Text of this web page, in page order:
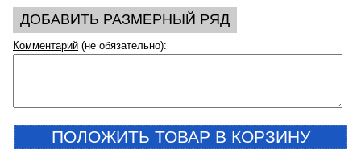
ДОБАВИТЬ РАЗМЕРНЫЙ РЯД
Комментарий (не обязательно):
ПОЛОЖИТЬ ТОВАР В КОРЗИНУ